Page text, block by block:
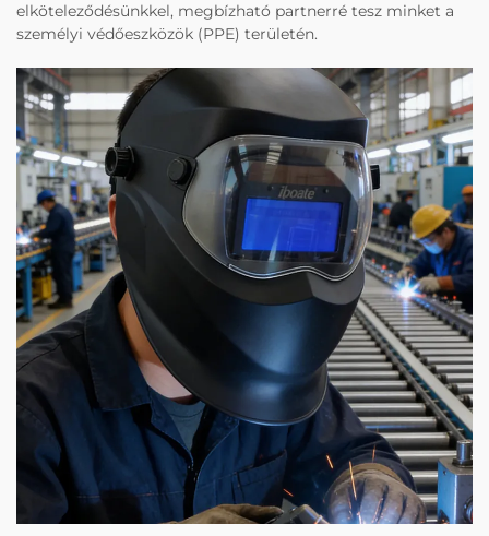
elköteleződésünkkel, megbízható partnerré tesz minket a
személyi védőeszközök (PPE) területén.